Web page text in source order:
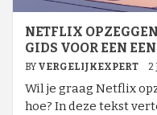
NETFLIX
GIDS VOOR EEN
BY VERGELIJKEXPERT 2
Wil je graag Netflix
hoe? In deze tekst